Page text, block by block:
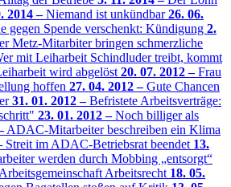
2014 –Niemand ist unkündbar26. 06.
gegen Spende verschenkt: Kündigung 2.
Metz-Mitarbiter bringen schmerzliche
mit Leiharbeit Schindluder treibt, kommt
wird abgelöst 20. 07. 2012 –Frau
hoffen 27. 04. 2012 –Gute Chancen
31. 01. 2012 –Befristete Arbeitsverträge:
23. 01. 2012 –Noch billiger als
ADAC-Mitarbeiter beschreiben ein Klima
Streit im ADAC-Betriebsrat beendet 13.
werden durch Mobbing „entsorgt“
Arbeitsrecht 18. 05.